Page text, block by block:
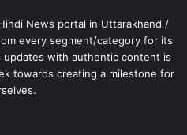
News portal in Uttarakhand /
every segment/category for its
updates with authentic content is
towards creating a milestone for